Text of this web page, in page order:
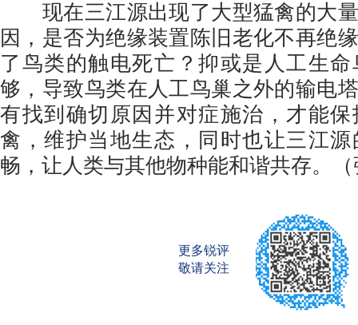
现在三江源出现了大型猛禽的大量
因，是否为绝缘装置陈旧老化不再绝
了鸟类的触电死亡？抑或是人工生
够，导致鸟类在人工鸟巢之外的输电
有找到确切原因并对症施治，才能
禽，维护当地生态，同时也让三江
畅，让人类与其他物种能和谐共存。
更多锐评
敬请关注